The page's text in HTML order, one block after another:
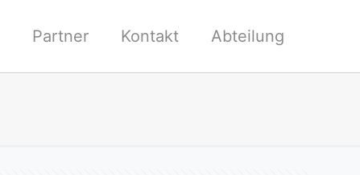
Partner Kontakt Abteilung